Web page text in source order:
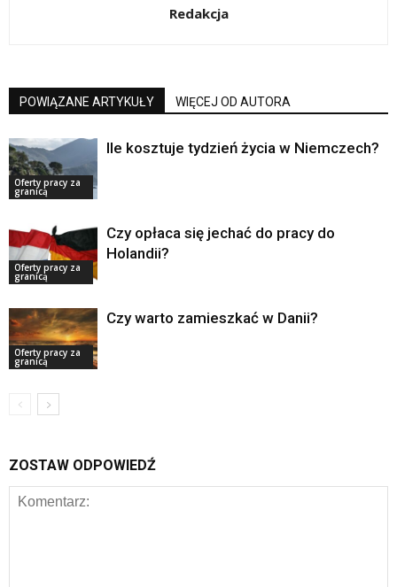
Redakcja
POWIĄZANE ARTYKUŁY WIĘCEJ OD AUTORA
Oferty pracy za
granicą
Ile kosztuje tydzień życia w Niemczech?
Oferty pracy za
granicą
Czy opłaca się jechać do pracy do
Holandii?
Oferty pracy za
granicą
Czy warto zamieszkać w Danii?
ZOSTAW ODPOWIEDŹ